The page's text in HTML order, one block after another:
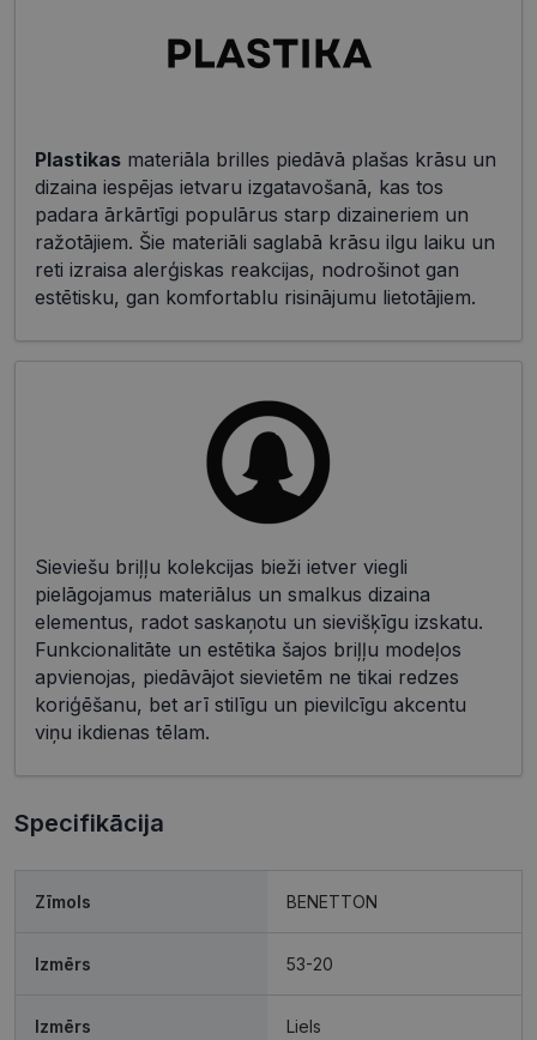
Plastikas materiāla brilles piedāvā plašas krāsu un
dizaina iespējas ietvaru izgatavošanā, kas tos
padara ārkārtīgi populārus starp dizaineriem un
ražotājiem. Šie materiāli saglabā krāsu ilgu laiku un
reti izraisa alerģiskas reakcijas, nodrošinot gan
estētisku, gan komfortablu risinājumu lietotājiem.
Sieviešu briļļu kolekcijas bieži ietver viegli
pielāgojamus materiālus un smalkus dizaina
elementus, radot saskaņotu un sievišķīgu izskatu.
Funkcionalitāte un estētika šajos briļļu modeļos
apvienojas, piedāvājot sievietēm ne tikai redzes
koriģēšanu, bet arī stilīgu un pievilcīgu akcentu
viņu ikdienas tēlam.
Specifikācija
Zīmols BENETTON
Izmērs 53-20
Izmērs Liels